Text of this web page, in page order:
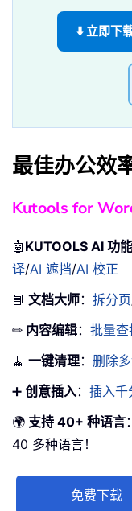
⬇️ 立即下
最佳办公效
Kutools for
🤖 KUTOOLS AI 功能
译/AI 遮挡/AI 校正
📘 文档大师： 拆分页
✏ 内容编辑： 批量
🧹 一键清理： 删除
➕ 创意插入： 插入千
🌍 支持 40+ 种语言
40 多种语言！
免费下载